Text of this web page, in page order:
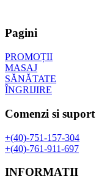
Pagini
PROMOȚII
MASAJ
SĂNĂTATE
ÎNGRIJIRE
Comenzi si suport
+(40)-751-157-304
+(40)-761-911-697
INFORMATII